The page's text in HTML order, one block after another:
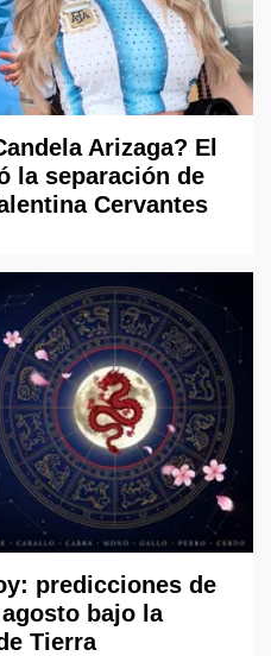
Arizaga? El
la separación de
Cervantes
predicciones de
bajo la
Tierra